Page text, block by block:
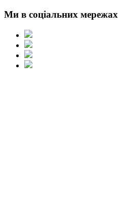
Ми в соціальних мережах